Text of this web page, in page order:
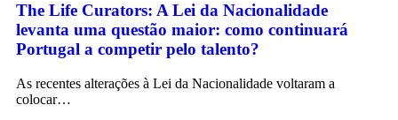
The Life Curators: A Lei da Nacionalidade
levanta uma questão maior: como continuará
Portugal a competir pelo talento?
As recentes alterações à Lei da Nacionalidade voltaram a
colocar…